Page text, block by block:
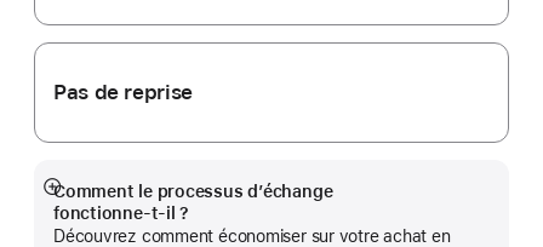
Pas de reprise
Comment le processus d’échange
fonctionne‑t‑il ?
Découvrez comment économiser sur votre achat en
Afficher
plus